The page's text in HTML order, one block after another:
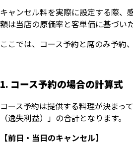
キャンセル料を実際に設定する際、
額は当店の原価率と客単価に基づい
ここでは、コース予約と席のみ予約
1. コース予約の場合の計算式
コース予約は提供する料理が決まっ
（逸失利益）」の合計となります。
【前日・当日のキャンセル】